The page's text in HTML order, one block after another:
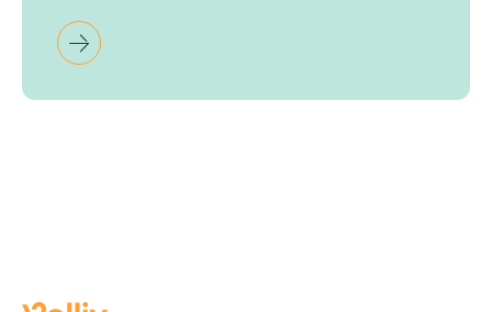
dette gennem et fælles mindset og et fælles
sprog om psykologisk tryghed. Hent hele den
eksterne evaluering gennemført af Ineva